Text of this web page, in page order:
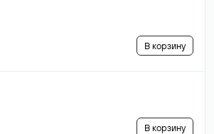
В корзину
В корзину